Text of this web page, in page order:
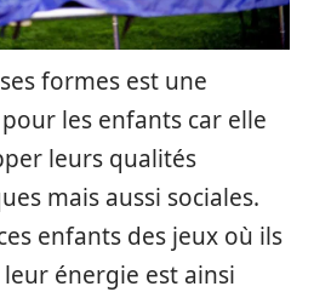
formes est une
les enfants car elle
leurs qualités
mais aussi sociales.
enfants des jeux où ils
énergie est ainsi